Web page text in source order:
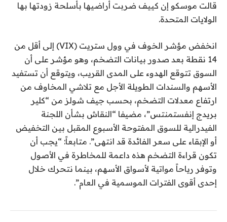
قالت موسكو إن كييف ضربت أراضيها بأسلحة زودتها بها
الولايات المتحدة.
انخفض مؤشر الخوف في وول ستريت (VIX) إلى أقل من
14 نقطة بعد صدور بيانات التضخم، وهو مؤشر على أن
السوق تتوقع الهدوء على المدى القريب، ويتوقع أن تستفيد
الأسهم والسندات الطويلة الأجل مع تلاشي المخاوف من
ارتفاع معدلات التضخم، بحسب جيف شولز من “كلير
بريدج إنفستمنتس”، مضيفا “النقاش بشأن اللجنة
الفيدرالية للسوق المفتوحة الأسبوع المقبل بين التخفيض
أو الإبقاء على سعر الفائدة قد انتهى”. متابعاً: “يجب أن
تكون قراءة التضخم هذه داعمة للمخاطرة في الأصول
وتوفر رياحاً مواتية لأسواق الأسهم، بينما نتحرك خلال
إحدى أقوى الفترات الموسمية في العام”.